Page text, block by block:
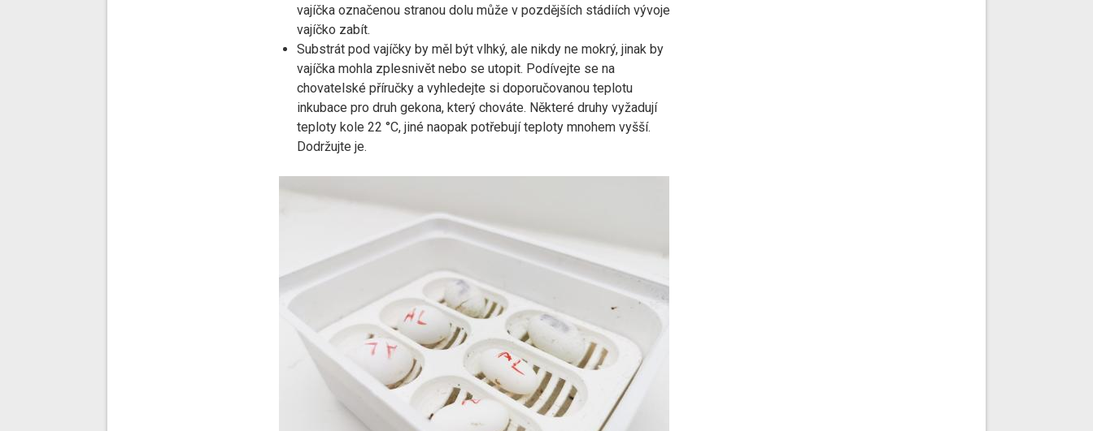
vajíčka označenou stranou dolu může v pozdějších stádiích vývoje
vajíčko zabít.
Substrát pod vajíčky by měl být vlhký, ale nikdy ne mokrý, jinak by
vajíčka mohla zplesnivět nebo se utopit. Podívejte se na
chovatelské příručky a vyhledejte si doporučovanou teplotu
inkubace pro druh gekona, který chováte. Některé druhy vyžadují
teploty kole 22 °C, jiné naopak potřebují teploty mnohem vyšší.
Dodržujte je.